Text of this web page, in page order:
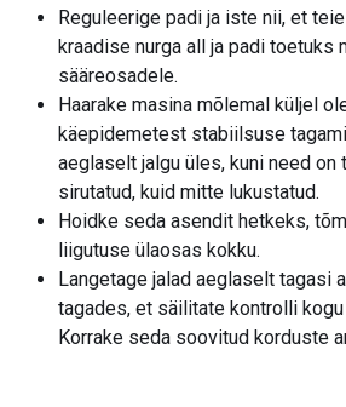
Reguleerige padi ja iste nii, et
kraadise nurga all ja padi toetuks
sääreosadele.
Haarake masina mõlemal küljel
käepidemetest stabiilsuse
aeglaselt jalgu üles, kuni need on
sirutatud, kuid mitte lukustatud.
Hoidke seda asendit hetkeks,
liigutuse ülaosas kokku.
Langetage jalad aeglaselt tagasi
tagades, et säilitate kontrolli
Korrake seda soovitud korduste